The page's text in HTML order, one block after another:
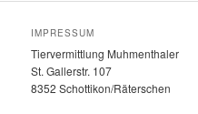
IMPRESSUM
Tiervermittlung Muhmenthaler
St. Gallerstr. 107
8352 Schottikon/Räterschen